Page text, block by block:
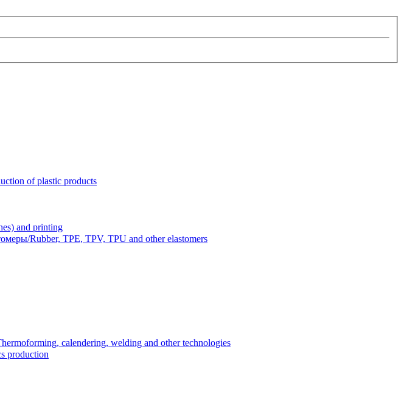
of plastic products
and printing
Rubber, TPE, TPV, TPU and other elastomers
calendering, welding and other technologies
production